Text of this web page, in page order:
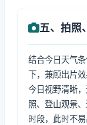
五、拍照
结合今日天气
下，兼顾出片效
今日视野清晰
照、登山观景
时段，此时不